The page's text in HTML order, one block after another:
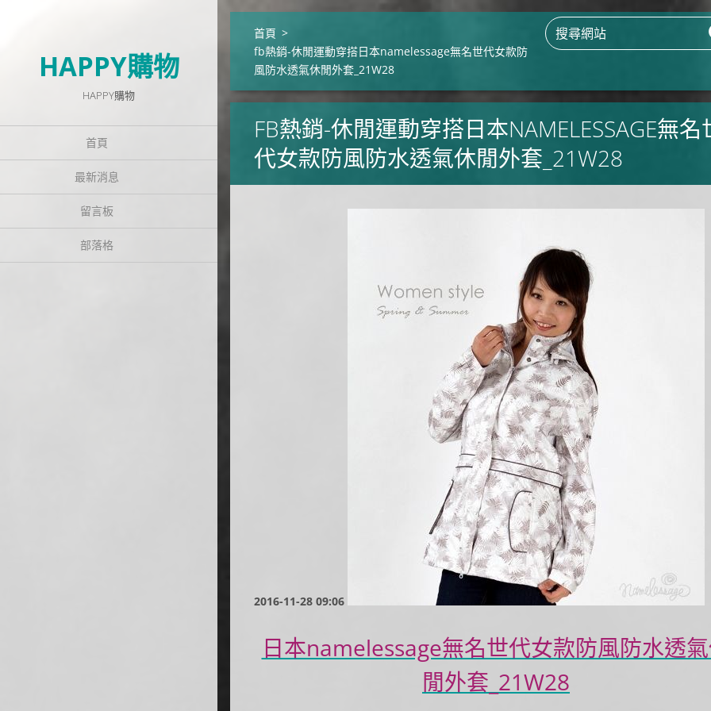
HAPPY購物
HAPPY購物
首頁
最新消息
留言板
部落格
首頁 >
fb熱銷-休閒運動穿搭日本namelessage無名世代女款防
風防水透氣休閒外套_21W28
FB熱銷-休閒運動穿搭日本NAMELESSAGE無名
代女款防風防水透氣休閒外套_21W28
2016-11-28 09:06
日本namelessage無名世代女款防風防水透
閒外套_21W28